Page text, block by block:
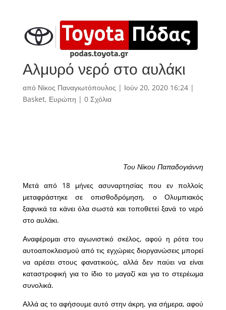
Αλμυρό νερό στο αυλάκι
από Νίκος Παναγιωτόπουλος | Ιούν 20, 2020 16:24|
Basket, Ευρώπη | 0 Σχόλια
Του Νίκου Παπαδογιάννη
Μετά από 18 μήνες ασυναρτησίας που εν πολλοίς
μεταφράστηκε σε οπισθοδρόμηση, ο Ολυμπιακός
ξαφνικά τα κάνει όλα σωστά και τοποθετεί ξανά το νερό
στο αυλάκι.
Αναφέρομαι στο αγωνιστικό σκέλος, αφού η ρότα του
αυτοαποκλεισμού από τις εγχώριες διοργανώσεις μπορεί
να αρέσει στους φανατικούς, αλλά δεν παύει να είναι
καταστροφική για το ίδιο το μαγαζί και για το στερέωμα
συνολικά.
Αλλά ας το αφήσουμε αυτό στην άκρη, για σήμερα, αφού